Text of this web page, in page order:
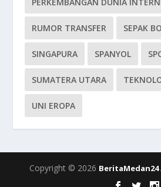
RUMOR TRANSFER SEPAK
SINGAPURA SPANYOL
SUMATERA UTARA
UNI EROPA
Copyright © 2026 BeritaMedan24